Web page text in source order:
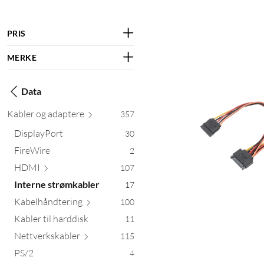
PRIS
MERKE
Data
Kabler og adaptere 357
DisplayPort 30
FireWire 2
HDMI 107
Interne strømkabler 17
Kabelhåndtering 100
Kabler til harddisk 11
Nettverkskabler 115
PS/2 4